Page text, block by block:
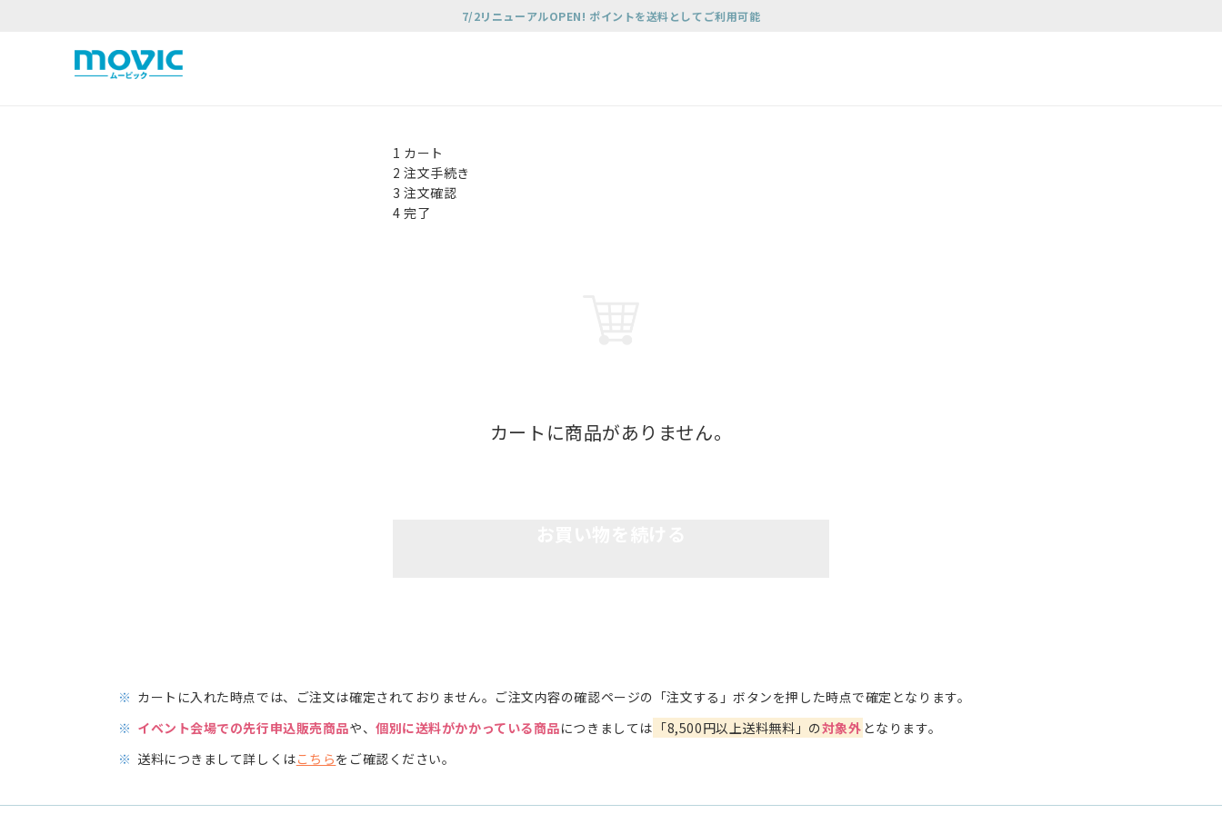
7/2リニューアルOPEN! ポイントを送料としてご利用可能
1 カート
2 注文手続き
3 注文確認
4 完了
カートに商品がありません。
※ カートに入れた時点では、ご注文は確定されておりません。ご注文内容の確認ページの「注文する」ボタンを押した時点で確定となります。
※ イベント会場での先行申込販売商品や、個別に送料がかかっている商品につきましては 「8,500円以上送料無料」の対象外 となります。
※ 送料につきまして詳しくはこちらをご確認ください。